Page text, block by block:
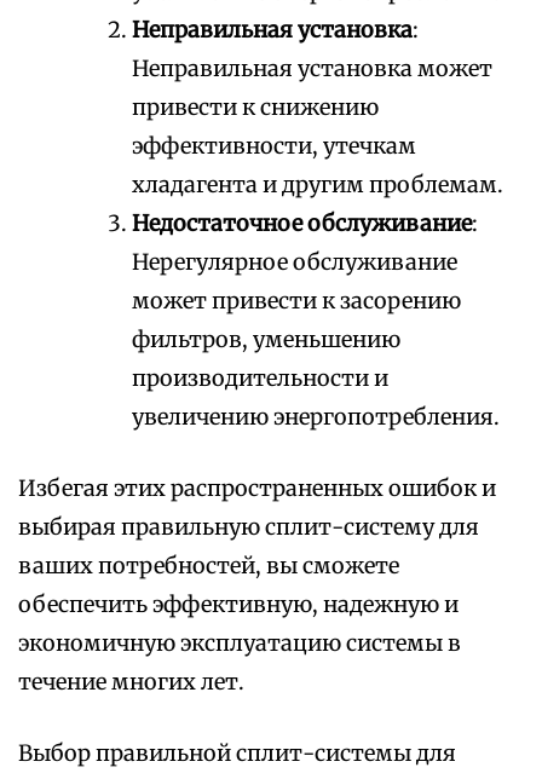
Неправильная установка:
Неправильная установка может
привести к снижению
эффективности, утечкам
хладагента и другим проблемам.
Недостаточное обслуживание:
Нерегулярное обслуживание
может привести к засорению
фильтров, уменьшению
производительности и
увеличению энергопотребления.
Избегая этих распространенных ошибок и
выбирая правильную сплит-систему для
ваших потребностей, вы сможете
обеспечить эффективную, надежную и
экономичную эксплуатацию системы в
течение многих лет.
Выбор правильной сплит-системы для